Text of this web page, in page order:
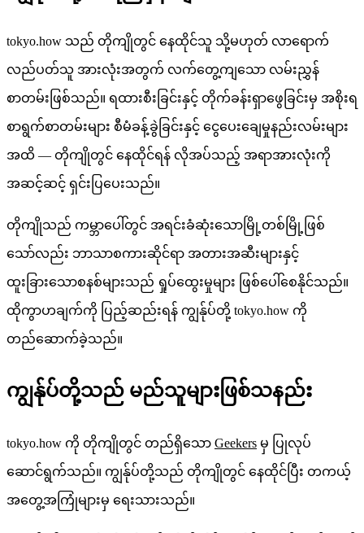
tokyo.how သည် တိုကျိုတွင် နေထိုင်သူ သို့မဟုတ် လာရောက်
လည်ပတ်သူ အားလုံးအတွက် လက်တွေ့ကျသော လမ်းညွှန်
စာတမ်းဖြစ်သည်။ ရထားစီးခြင်းနှင့် တိုက်ခန်းရှာဖွေခြင်းမှ အစိုးရ
စာရွက်စာတမ်းများ စီမံခန့်ခွဲခြင်းနှင့် ငွေပေးချေမှုနည်းလမ်းများ
အထိ — တိုကျိုတွင် နေထိုင်ရန် လိုအပ်သည့် အရာအားလုံးကို
အဆင့်ဆင့် ရှင်းပြပေးသည်။
တိုကျိုသည် ကမ္ဘာပေါ်တွင် အရင်းခံဆုံးသောမြို့တစ်မြို့ဖြစ်
သော်လည်း ဘာသာစကားဆိုင်ရာ အတားအဆီးများနှင့်
ထူးခြားသောစနစ်များသည် ရှုပ်ထွေးမှုများ ဖြစ်ပေါ်စေနိုင်သည်။
ထိုကွာဟချက်ကို ပြည့်ဆည်းရန် ကျွန်ုပ်တို့ tokyo.how ကို
တည်ဆောက်ခဲ့သည်။
ကျွန်ုပ်တို့သည် မည်သူများဖြစ်သနည်း
tokyo.how ကို တိုကျိုတွင် တည်ရှိသော Geekers မှ ပြုလုပ်
ဆောင်ရွက်သည်။ ကျွန်ုပ်တို့သည် တိုကျိုတွင် နေထိုင်ပြီး တကယ့်
အတွေ့အကြုံများမှ ရေးသားသည်။